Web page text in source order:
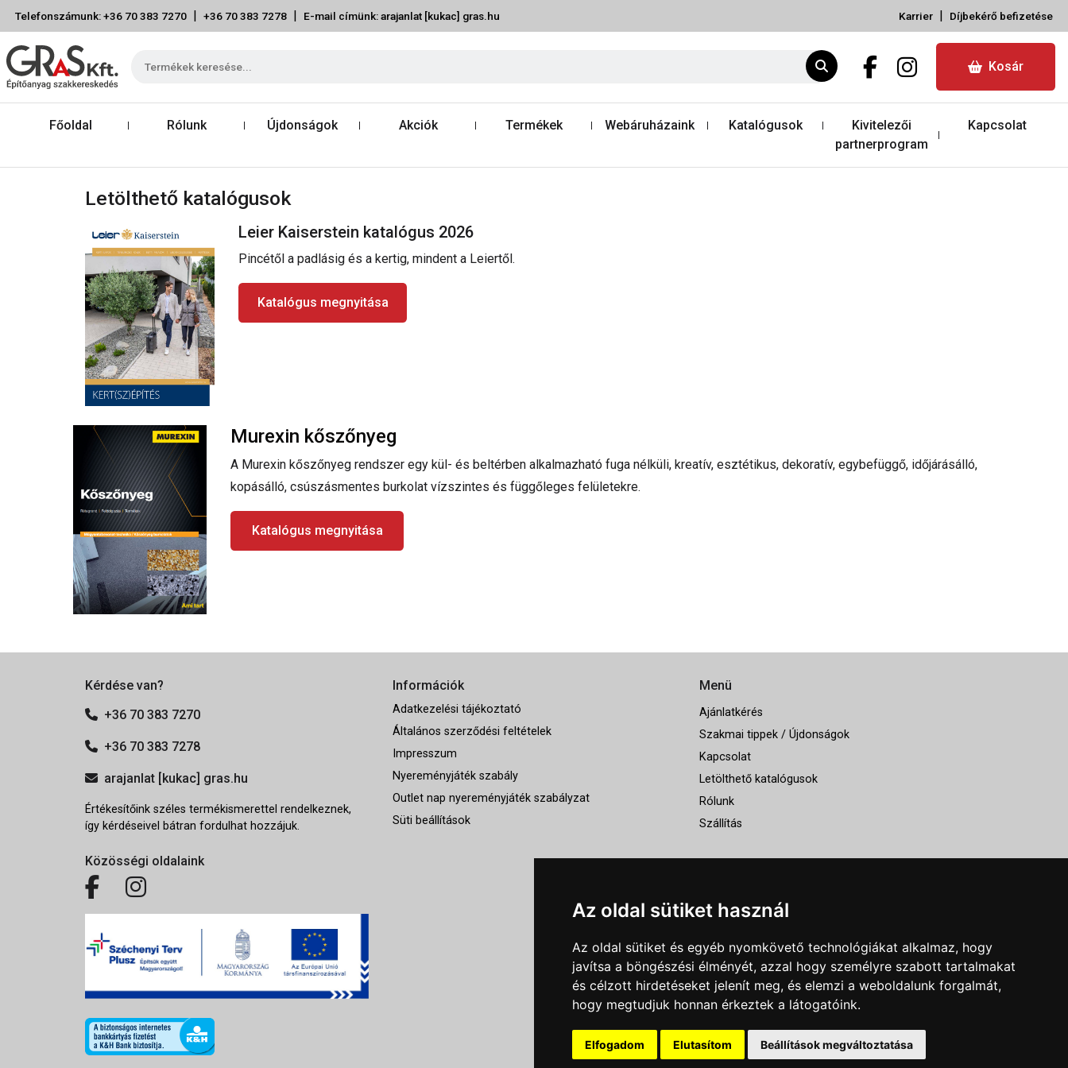
Az oldal sütiket használ
Az oldal sütiket és egyéb nyomkövető technológiákat alkalmaz, hogy
javítsa a böngészési élményét, azzal hogy személyre szabott tartalmakat
és célzott hirdetéseket jelenít meg, és elemzi a weboldalunk forgalmát,
hogy megtudjuk honnan érkeztek a látogatóink.
Elfogadom Elutasítom Beállítások megváltoztatása
Telefonszámunk: +36 70 383 7270 | +36 70 383 7278 | E-mail címünk: arajanlat [kukac] gras.hu Karrier | Díjbekérő befizetése
Kosár
Főoldal Rólunk Újdonságok Akciók Termékek Webáruházaink Katalógusok
Kivitelezői
partnerprogram
Kapcsolat
Letölthető katalógusok
Leier Kaiserstein katalógus 2026
Pincétől a padlásig és a kertig, mindent a Leiertől.
Katalógus megnyitása
Murexin kőszőnyeg
A Murexin kőszőnyeg rendszer egy kül- és beltérben alkalmazható fuga nélküli, kreatív, esztétikus, dekoratív, egybefüggő, időjárásálló,
kopásálló, csúszásmentes burkolat vízszintes és függőleges felületekre.
Katalógus megnyitása
Kérdése van?
+36 70 383 7270
+36 70 383 7278
arajanlat [kukac] gras.hu
Értékesítőink széles termékismerettel rendelkeznek,
így kérdéseivel bátran fordulhat hozzájuk.
Közösségi oldalaink
Információk
Adatkezelési tájékoztató
Általános szerződési feltételek
Impresszum
Nyereményjáték szabály
Outlet nap nyereményjáték szabályzat
Süti beállítások
Menü
Ajánlatkérés
Szakmai tippek / Újdonságok
Kapcsolat
Letölthető katalógusok
Rólunk
Szállítás